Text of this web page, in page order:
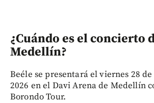
¿Cuándo es el concierto
Medellín?
Beéle se presentará el viernes 28
2026 en el Davi Arena de Medellín
Borondo Tour.